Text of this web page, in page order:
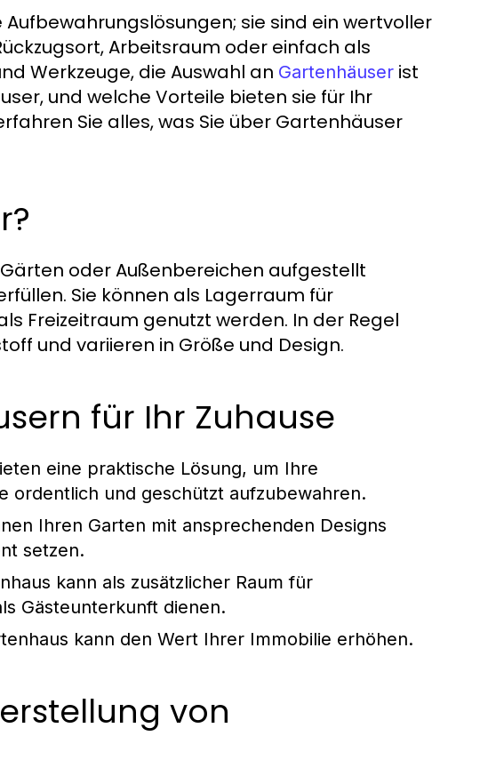
sie sind ein wertvoller
Arbeitsraum oder einfach als
Werkzeuge, die Auswahl an Gartenhäuser ist
und welche Vorteile bieten sie für Ihr
Sie alles, was Sie über Gartenhäuser
oder Außenbereichen aufgestellt
Sie können als Lagerraum für
Freizeitraum genutzt werden. In der Regel
und variieren in Größe und Design.
für Ihr Zuhause
eine praktische Lösung, um Ihre
ordentlich und geschützt aufzubewahren.
Ihren Garten mit ansprechenden Designs
setzen.
kann als zusätzlicher Raum für
Gästeunterkunft dienen.
kann den Wert Ihrer Immobilie erhöhen.
von